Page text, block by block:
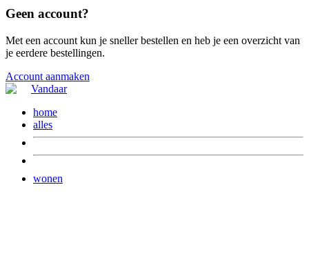
Geen account?
Met een account kun je sneller bestellen en heb je een overzicht van
je eerdere bestellingen.
Account aanmaken
home
alles
wonen